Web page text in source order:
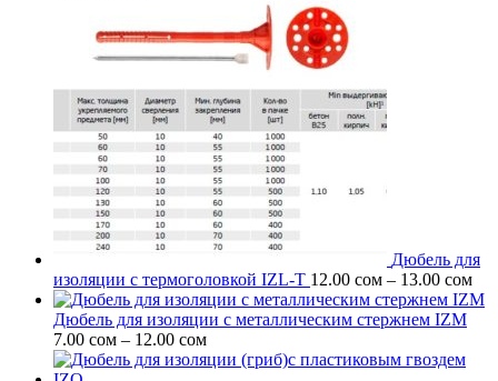
Дюбель для
изоляции c термоголовкой IZL-T 12.00 сом – 13.00 сом
Дюбель для изоляции с металлическим стержнем IZM
7.00 сом – 12.00 сомДиапазон
цен: